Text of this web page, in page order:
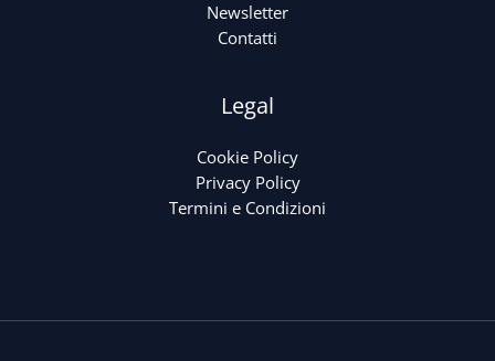
Newsletter
Contatti
Legal
Cookie Policy
Privacy Policy
Termini e Condizioni